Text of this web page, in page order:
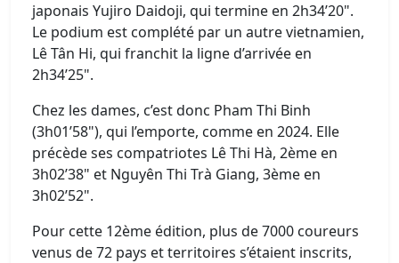
japonais Yujiro Daidoji, qui termine en 2h34’20".
Le podium est complété par un autre vietnamien,
Lê Tân Hi, qui franchit la ligne d’arrivée en
2h34’25".
Chez les dames, c’est donc Pham Thi Binh
(3h01’58"), qui l’emporte, comme en 2024. Elle
précède ses compatriotes Lê Thi Hà, 2ème en
3h02’38" et Nguyên Thi Trà Giang, 3ème en
3h02’52".
Pour cette 12ème édition, plus de 7000 coureurs
venus de 72 pays et territoires s’étaient inscrits,